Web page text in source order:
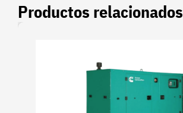
Productos relacionados